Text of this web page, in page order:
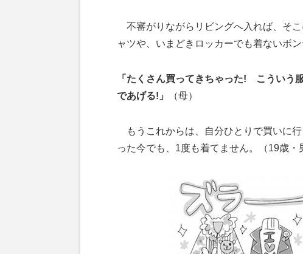
不審がりながらリビングへ入れば、そ
ャツや、いまどきロッカーでも着ないボ
「たくさん買ってきちゃった! こういう
であげる!」
（母）
もうこれからは、自分ひとりで買いに
った今でも、1度も着てません。（19歳・